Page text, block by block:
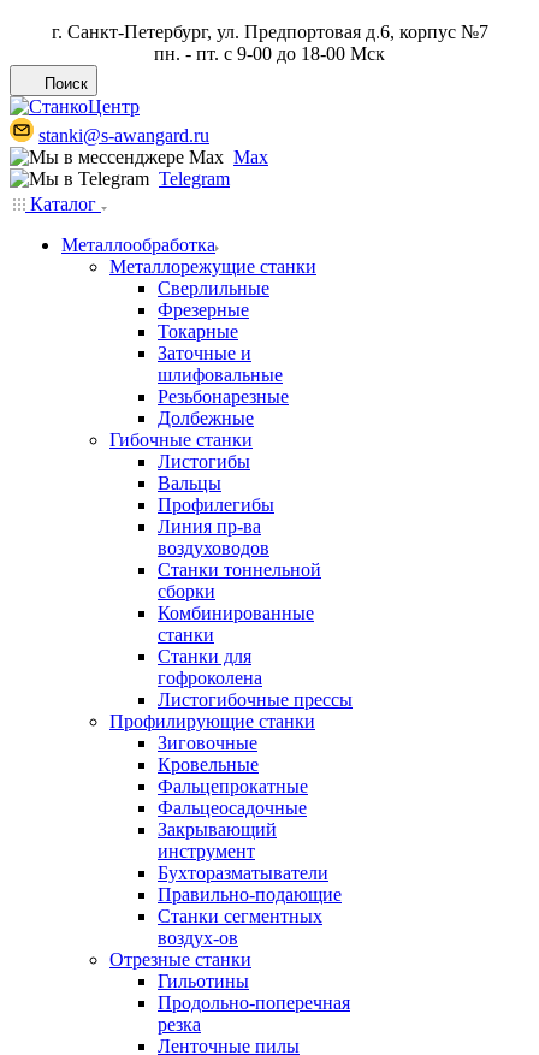
г. Санкт-Петербург, ул. Предпортовая д.6, корпус №7
пн. - пт. с 9-00 до 18-00 Мск
Поиск
stanki@s-awangard.ru
Max
Telegram
Каталог
Металлообработка
Металлорежущие станки
Сверлильные
Фрезерные
Токарные
Заточные и
шлифовальные
Резьбонарезные
Долбежные
Гибочные станки
Листогибы
Вальцы
Профилегибы
Линия пр-ва
воздуховодов
Станки тоннельной
сборки
Комбинированные
станки
Станки для
гофроколена
Листогибочные прессы
Профилирующие станки
Зиговочные
Кровельные
Фальцепрокатные
Фальцеосадочные
Закрывающий
инструмент
Бухторазматыватели
Правильно-подающие
Станки сегментных
воздух-ов
Отрезные станки
Гильотины
Продольно-поперечная
резка
Ленточные пилы